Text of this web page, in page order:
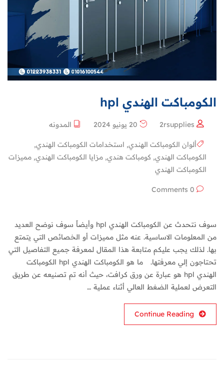
الكومباكت الهندي hpl
2rsupplies المدونه
ألوان الكومباكت الهندي, استخدامات الكومباكت الهندي,
الكومباكت الهندي, كومباكت هندي, مزايا الكومباكت الهندي, مميزات
الكومباكت الهندي
سوف نتحدث عن الكومباكت الهندي hpl وأيضاً سوف نوضح العديد
من المعلومات الاساسية. عنه مثل مميزات أو الخصائص التي يتمتع
بها. لذلك يجب عليكم متابعة هذا المقال لمعرفة جميع التفاصيل التي
تحتاجون إلي معرفتها. ما هو الكومباكت الهندي hpl الكومباكت
الهندي hpl هو عبارة عن ورق كرافت، حيث أنه تم تصنيعه عن طريق
التعرض لعملية الضغط العالي أثناء عملية …
Continue Reading